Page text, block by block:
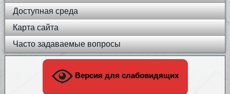
Доступная среда
Карта сайта
Часто задаваемые вопросы
Версия для слабовидящих